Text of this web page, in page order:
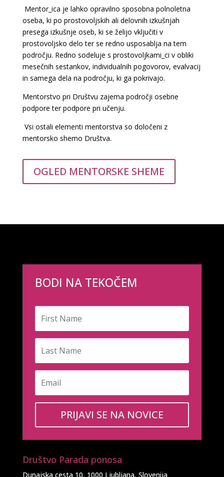
Mentor_ica je lahko opravilno sposobna polnoletna
oseba, ki po prostovoljskih ali delovnih izkušnjah
presega izkušnje oseb, ki se želijo vključiti v
prostovoljsko delo ter se redno usposablja na tem
področju. Redno sodeluje s prostovoljkami_ci v obliki
mesečnih sestankov, individualnih pogovorov, evalvacij
in samega dela na področju, ki ga pokrivajo.
Mentorstvo pri Društvu zajema področji osebne
podpore ter podpore pri učenju.
Vsi ostali elementi mentorstva so določeni z
mentorsko shemo Društva.
OGLED MENTORSKE SHEME
BODI NA TEKOČEM
PRIJAVI SE NA NOVICE
Društvo Parada ponosa
Dunajska cesta 10, 1000 Ljubljana, Slovenija